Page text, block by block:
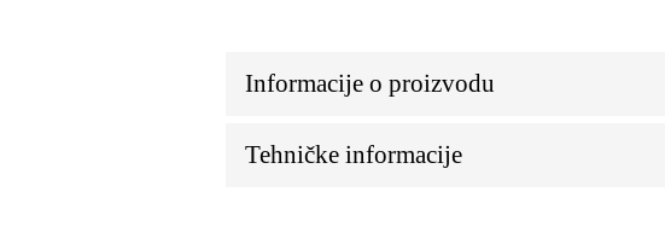
Informacije o proizvodu
Tehničke informacije